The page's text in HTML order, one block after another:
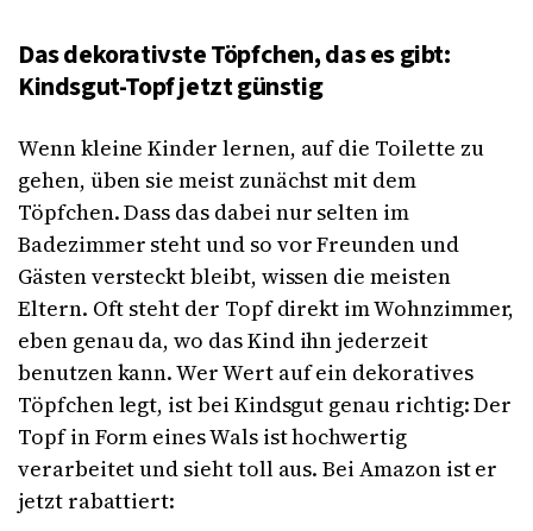
Das dekorativste Töpfchen, das es gibt:
Kindsgut-Topf jetzt günstig
Wenn kleine Kinder lernen, auf die Toilette zu
gehen, üben sie meist zunächst mit dem
Töpfchen. Dass das dabei nur selten im
Badezimmer steht und so vor Freunden und
Gästen versteckt bleibt, wissen die meisten
Eltern. Oft steht der Topf direkt im Wohnzimmer,
eben genau da, wo das Kind ihn jederzeit
benutzen kann. Wer Wert auf ein dekoratives
Töpfchen legt, ist bei Kindsgut genau richtig: Der
Topf in Form eines Wals ist hochwertig
verarbeitet und sieht toll aus. Bei Amazon ist er
jetzt rabattiert: